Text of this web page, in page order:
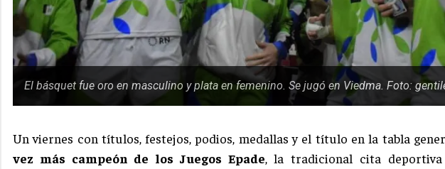
El básquet fue oro en masculino y plata en femenino. Se jugó en Viedma. Foto:
Un viernes con títulos, festejos, podios, medallas y el título en la tabla
vez más campeón de los Juegos Epade, la tradicional cita